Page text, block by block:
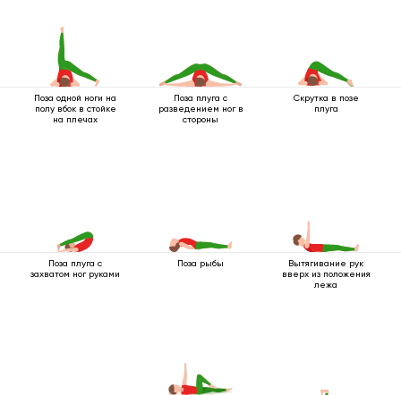
Поза одной ноги на
полу вбок в стойке
на плечах
Поза плуга с
разведением ног в
стороны
Скрутка в позе
плуга
Поза плуга с
захватом ног руками
Поза рыбы
Вытягивание рук
вверх из положения
лежа